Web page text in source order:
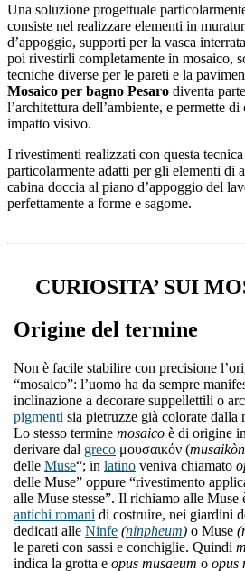
Una soluzione progettuale
consiste nel realizzare elementi in
d’appoggio, supporti per la vasca
poi rivestirli completamente in mosaico,
tecniche diverse per le pareti e la
Mosaico per bagno Pesaro diventa
l’architettura dell’ambiente, e permette
impatto visivo.
I rivestimenti realizzati con questa
particolarmente adatti per gli elementi di
cabina doccia al piano d’appoggio del
perfettamente a forme e sagome.
CURIOSITA’ SUI
Origine del termine
Non è facile stabilire con precisione
“mosaico”: l’uomo ha da sempre
inclinazione a decorare suppellettili o
pigmenti sia pietruzze già colorate dalla
Lo stesso termine mosaico è di origine
derivare dal greco μουσαικόν (musaikòn
delle Muse“; in latino veniva chiamato
delle Muse” oppure “rivestimento
alle Muse stesse”. Il richiamo alle Muse
antichi romani di costruire, nei giardini
dedicati alle Ninfe (ninpheum) o Muse
le pareti con sassi e conchiglie. Quindi
indica la grotta e opus musaeum o opus